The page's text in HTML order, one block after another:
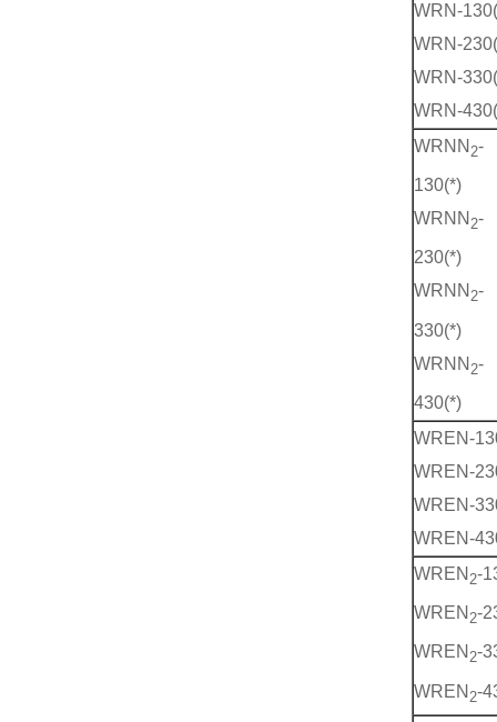
WRN-
WRN-
WRN-
WRN-
WRNN 2-
130(*)
WRNN 2-
230(*)
WRNN 2-
330(*)
WRNN 2-
430(*)
WREN-
WREN-
WREN-
WREN-
WREN 2-
WREN 2-
WREN 2-
WREN 2-